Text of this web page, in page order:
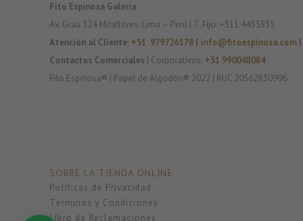
Fito Espinosa Galería
Av. Grau 324 Miraflores. Lima – Perú | T. Fijo: +511 4455835
Atención al Cliente: +51 979726178 | info@fitoespinosa.com |
Contactos Comerciales | Corporativos: +51 990048084
Fito Espinosa® | Papel de Algodón® 2022 | RUC 20562830996
SOBRE LA TIENDA ONLINE
Políticas de Privacidad
Términos y Condiciones
Libro de Reclamaciones